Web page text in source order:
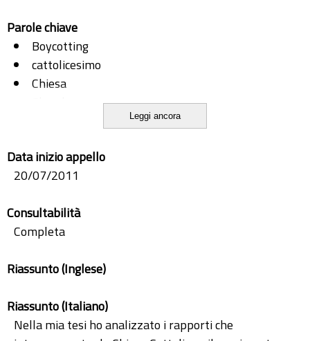
Parole chiave
Boycotting
cattolicesimo
Chiesa
Land League
National League
Papa
Parnell
Pope
Leggi ancora
Data inizio appello
20/07/2011
Consultabilità
Completa
Riassunto (Inglese)
Riassunto (Italiano)
Nella mia tesi ho analizzato i rapporti che